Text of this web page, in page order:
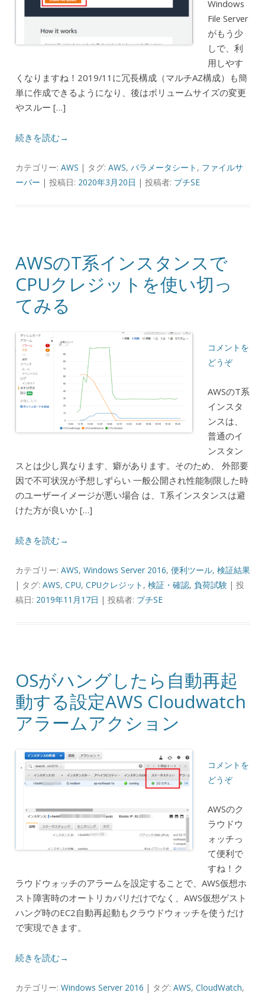
Windows
File Server
がもう少
しで、利
用しやす
くなりますね！2019/11に冗長構成（マルチAZ構成）も簡
単に作成できるようになり、後はボリュームサイズの変更
やスルー […]
続きを読む→
カテゴリー: AWS | タグ: AWS, パラメータシート , ファイルサ
ーバー | 投稿日: 2020年3月20日 | 投稿者: プチSE
AWSのT系インスタンスで
CPUクレジットを使い切っ
てみる
コメントを
どうぞ
AWSのT系
インスタ
ンスは、
普通のイ
ンスタン
スとは少し異なります、癖があります。そのため、 外部要
因で不可状況が予想しずらい 一般公開され性能制限した時
のユーザーイメージが悪い場合 は、T系インスタンスは避
けた方が良いか […]
続きを読む→
カテゴリー: AWS, Windows Server 2016, 便利ツール, 検証結果
| タグ: AWS, CPU, CPUクレジット , 検証・確認, 負荷試験| 投
稿日: 2019年11月17日 | 投稿者: プチSE
OSがハングしたら自動再起
動する設定AWS Cloudwatch
アラームアクション
コメントを
どうぞ
AWSのク
ラウドウ
ォッチっ
て便利で
すね！ク
ラウドウォッチのアラームを設定することで、AWS仮想ホ
スト障害時のオートリカバリだけでなく、AWS仮想ゲスト
ハング時のEC2自動再起動もクラウドウォッチを使うだけ
で実現できます。
続きを読む→
カテゴリー: Windows Server 2016 | タグ: AWS, CloudWatch,